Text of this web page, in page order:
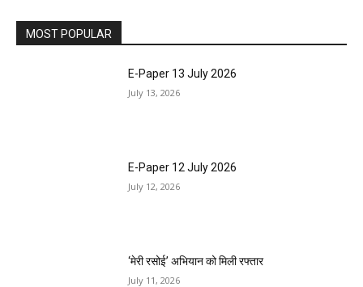
MOST POPULAR
E-Paper 13 July 2026
July 13, 2026
E-Paper 12 July 2026
July 12, 2026
‘मेरी रसोई’ अभियान को मिली रफ्तार
July 11, 2026